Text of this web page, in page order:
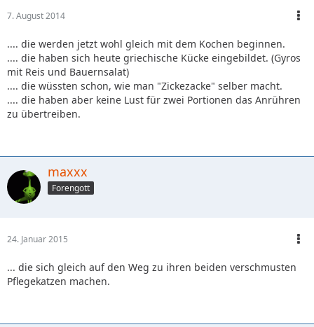
7. August 2014
.... die werden jetzt wohl gleich mit dem Kochen beginnen.
.... die haben sich heute griechische Kücke eingebildet. (Gyros
mit Reis und Bauernsalat)
.... die wüssten schon, wie man "Zickezacke" selber macht.
.... die haben aber keine Lust für zwei Portionen das Anrühren
zu übertreiben.
maxxx
Forengott
24. Januar 2015
... die sich gleich auf den Weg zu ihren beiden verschmusten
Pflegekatzen machen.